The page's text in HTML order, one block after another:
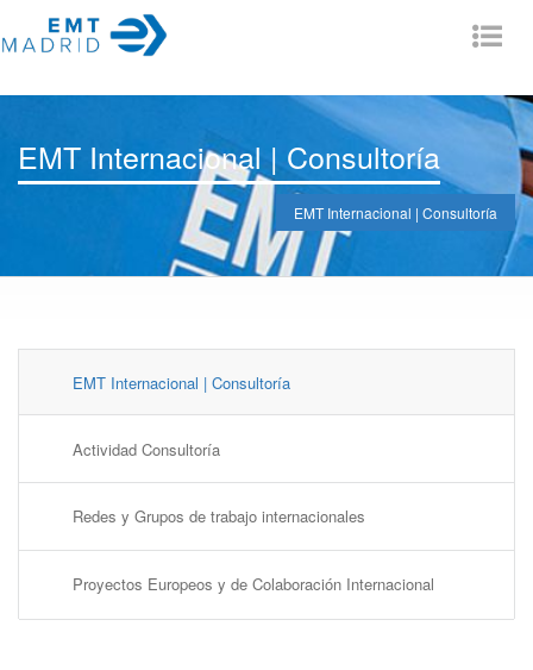
EMT Internacional | Consultoría
EMT Internacional | Consultoría
EMT Internacional | Consultoría
Actividad Consultoría
Redes y Grupos de trabajo internacionales
Proyectos Europeos y de Colaboración Internacional